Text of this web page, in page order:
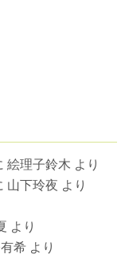
絵理子鈴木 より
山下玲夜 より
より
希 より